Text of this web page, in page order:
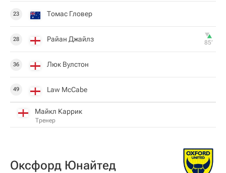
23 Томас Гловер
28 Райан Джайлз 85‎’‎
36 Люк Вулстон
49 Law McCabe
Майкл Каррик
Тренер
Оксфорд Юнайтед